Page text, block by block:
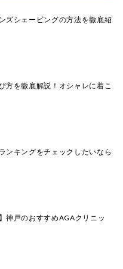
ズシェービングの方法を徹底紹
方を徹底解説！オシャレに着こ
ンキングをチェックしたいなら
神戸のおすすめAGAクリニッ